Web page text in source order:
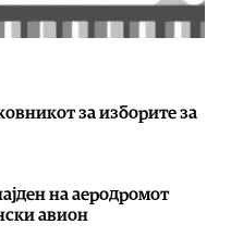
за изборите за
на аеродромот
авион